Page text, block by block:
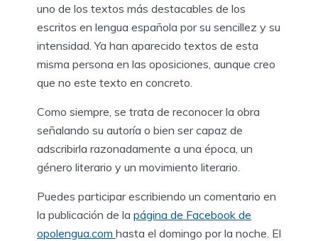
uno de los textos más destacables de los
escritos en lengua española por su sencillez y su
intensidad. Ya han aparecido textos de esta
misma persona en las oposiciones, aunque creo
que no este texto en concreto.
Como siempre, se trata de reconocer la obra
señalando su autoría o bien ser capaz de
adscribirla razonadamente a una época, un
género literario y un movimiento literario.
Puedes participar escribiendo un comentario en
la publicación de la página de Facebook de
opolengua.com hasta el domingo por la noche. El